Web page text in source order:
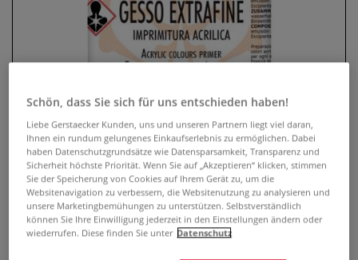
MAIMERI Gesso,
Acrylgrundierung
Schön, dass Sie sich für uns entschieden haben!
Liebe Gerstaecker Kunden, uns und unseren Partnern liegt viel daran,
Ihnen ein rundum gelungenes Einkaufserlebnis zu ermöglichen. Dabei
haben Datenschutzgrundsätze wie Datensparsamkeit, Transparenz und
Sicherheit höchste Priorität. Wenn Sie auf „Akzeptieren“ klicken, stimmen
Sie der Speicherung von Cookies auf Ihrem Gerät zu, um die
Websitenavigation zu verbessern, die Websitenutzung zu analysieren und
unsere Marketingbemühungen zu unterstützen. Selbstverständlich
können Sie Ihre Einwilligung jederzeit in den Einstellungen ändern oder
wiederrufen. Diese finden Sie unter Datenschutz